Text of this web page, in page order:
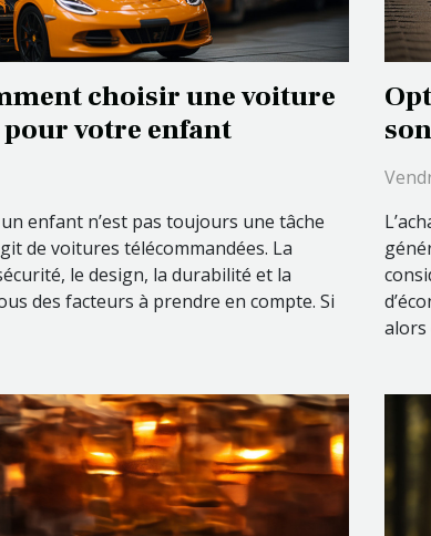
choisir une voiture
votre enfant
enfant n’est pas toujours une tâche
de voitures télécommandées. La
le design, la durabilité et la
des facteurs à prendre en compte. Si
alors